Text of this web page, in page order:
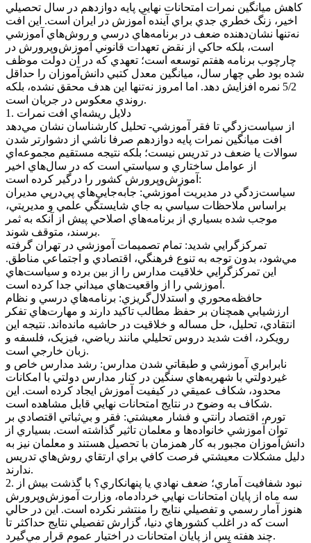
کاهش ميانگين نمرات امتحانات نهايي پايه دوازدهم در سال تحصيلي
اخير، زنگ خطري جدي براي آينده آموزش در ايران است. اين افت
نه‌تنها نشان‌دهنده ضعف در برنامه‌هاي درسي و روش‌هاي آموزشي
است، بلکه حاکي از نقض تعهدات قانوني آموزش‌وپرورش در
چارچوب برنامه هفتم توسعه است؛ تعهدي که در آن دولت موظف
شده بود طي چهار سال، ميانگين معدل کتبي دانش‌آموزان را حداقل
5/2 نمره افزايش دهد. اما امروز نه‌تنها اين هدف محقق نشده، بلکه
روندي معکوس در جريان است.
1. دلايل ريشه‌اي افت نمرات
از سياست‌زدگي تا فقر آموزشي- تحليل کارشناسان نشان مي‌دهد
افت ميانگين نمرات پايه دوازدهم صرفا ناشي از دشوارتر شدن
سوالات يا ضعف در تدريس نيست؛ بلکه نتيجه مستقيم مجموعه‌اي
از عوامل ساختاري و سياستي است که در سال‌هاي اخير
آموزش‌وپرورش کشور را درگير کرده است:
سياست‌زدگي در مديريت آموزشي: جابه‌جايي‌هاي پي‌درپي مديران
براساس ملاحظات سياسي به جاي شايستگي علمي و مديريتي،
موجب شده بسياري از برنامه‌هاي اصلاحي پيش از آنکه به ثمر
برسند، متوقف شوند.
تمرکزگرايي شديد: تمام تصميمات آموزشي در تهران گرفته
مي‌شود، بدون توجه به تنوع فرهنگي، اقتصادي و اجتماعي مناطق.
اين تمرکزگرايي خلاقيت مدارس را از بين برده و سياست‌هاي
آموزشي را از واقعيت‌هاي ميداني جدا کرده است.
حافظه‌محوري و استدلال‌گريزي: برنامه‌هاي درسي و نظام
ارزشيابي همچنان بر حفظ مطالب تاکيد دارند و مهارت‌هاي تفکر
انتقادي، تحليل، حل مساله و خلاقيت در حاشيه مانده‌اند. نتيجه اين
رويکرد، افت شديد دروس تحليلي مانند رياضي، فيزيک، فلسفه و
زبان خارجي است.
نابرابري آموزشي و طبقاتي شدن مدارس: رشد مدارس خاص و
غيردولتي با شهريه‌هاي سنگين در کنار مدارس دولتي با امکانات
محدود، شکاف عميقي در کيفيت آموزش ايجاد کرده است. اين
شکاف به وضوح در نتايج امتحانات نهايي قابل مشاهده است.
تورم، اقتصاد رانتي و فشار معيشتي: فقر و بي‌ثباتي اقتصادي بر
توان آموزشي خانواده‌ها و معلمان تاثير گذاشته است. بسياري از
دانش‌آموزان مجبور به کار همزمان با تحصيل هستند و معلمان نيز به
دليل مشکلات معيشتي فرصت کافي براي ارتقاي روش‌هاي تدريس
ندارند.
2. نبود شفافيت آماري؛ ضعف نهادي يا پنهانکاري؟ با گذشت بيش از
سه ماه از پايان امتحانات نهايي خردادماه، وزارت آموزش‌وپرورش
هنوز آمار رسمي و تفصيلي نتايج را منتشر نکرده است. اين در حالي
است که در اغلب کشور‌هاي دنيا، گزارش تفصيلي نتايج حداکثر تا
چند هفته پس از پايان امتحانات در اختيار عموم قرار مي‌گيرد.